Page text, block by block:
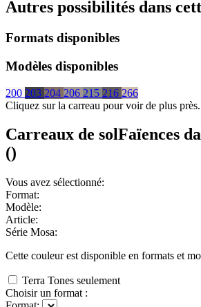
Autres possibilités dans
Formats disponibles
Modèles disponibles
200 203 204 206 215 216 266
Cliquez sur la carreau pour voir de plus près.
Carreaux de solFaïences
()
Vous avez sélectionné:
Format:
Modèle:
Article:
Série Mosa:
Cette couleur est disponible en formats et
Terra Tones seulement
Choisir un format :